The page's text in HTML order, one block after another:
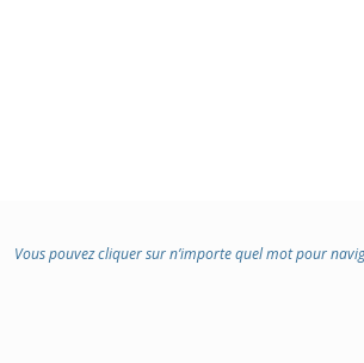
Vous pouvez cliquer sur n’importe quel mot pour